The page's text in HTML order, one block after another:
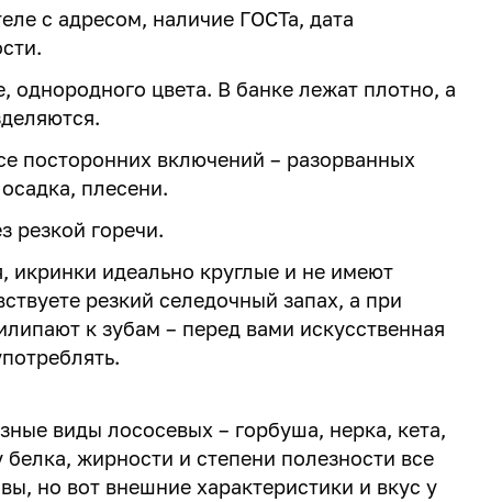
с адресом, наличие ГОСТа, дата
однородного цвета. В банке лежат плотно, а
посторонних включений – разорванных
плесени.
резкой горечи.
икринки идеально круглые и не имеют
резкий селедочный запах, а при
к зубам – перед вами искусственная
виды лососевых – горбуша, нерка, кета,
жирности и степени полезности все
но вот внешние характеристики и вкус у